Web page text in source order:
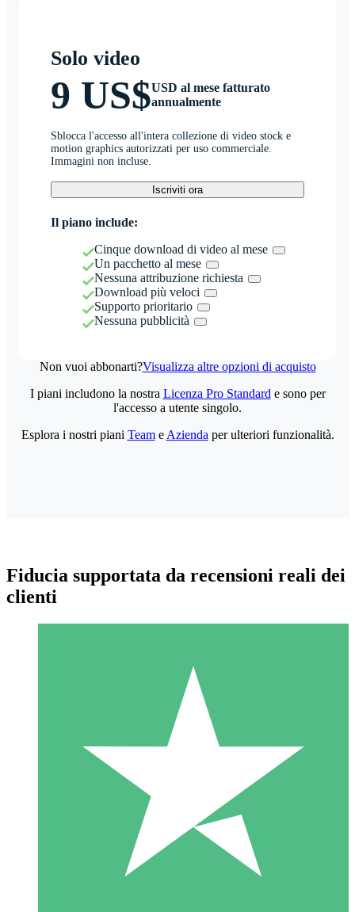
Solo video
9 US$USD al mese fatturato
annualmente
Sblocca l'accesso all'intera collezione di video stock e
motion graphics autorizzati per uso commerciale.
Immagini non incluse.
Iscriviti ora
Il piano include:
Cinque download di video al mese
Un pacchetto al mese
Nessuna attribuzione richiesta
Download più veloci
Supporto prioritario
Nessuna pubblicità
Non vuoi abbonarti?Visualizza altre opzioni di acquisto
Pacchetti di Crediti Individuali
Paga a consumo con crediti di download. Nessun impegno
1 Download
10
I piani includono la nostra Licenza Pro Standard e sono per
l'accesso a utente singolo.
Esplora i nostri piani Teame Azienda per ulteriori funzionalità.
Fiducia supportata da recensioni reali dei
clienti